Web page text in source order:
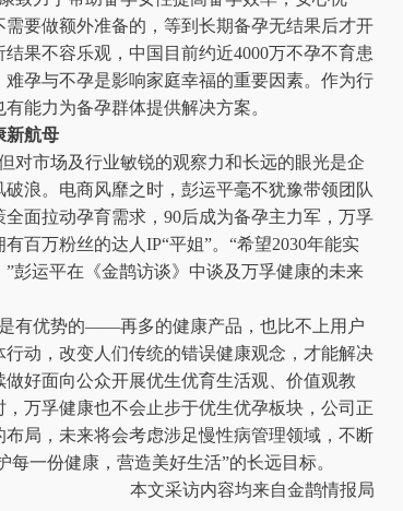
要做额外准备的，等到长期备孕无结果后才开
果不容乐观，中国目前约近4000万不孕不育患
孕与不孕是影响家庭幸福的重要因素。作为行
能力为备孕群体提供解决方案。
新航母
市场及行业敏锐的观察力和长远的眼光是企
浪。电商风靡之时，彭运平毫不犹豫带领团队
面拉动孕育需求， 90后成为备孕主力军，万孚
百万粉丝的达人IP“平姐”。“希望2030年能实
彭运平在《金鹊访谈》中谈及万孚健康的未来
有优势的——再多的健康产品，也比不上用户
动，改变人们传统的错误健康观念，才能解决
好面向公众开展优生优育生活观、价值观教
万孚健康也不会止步于优生优孕板块，公司正
局，未来将会考虑涉足慢性病管理领域，不断
每一份健康，营造美好生活”的长远目标。
本文采访内容均来自金鹊情报局